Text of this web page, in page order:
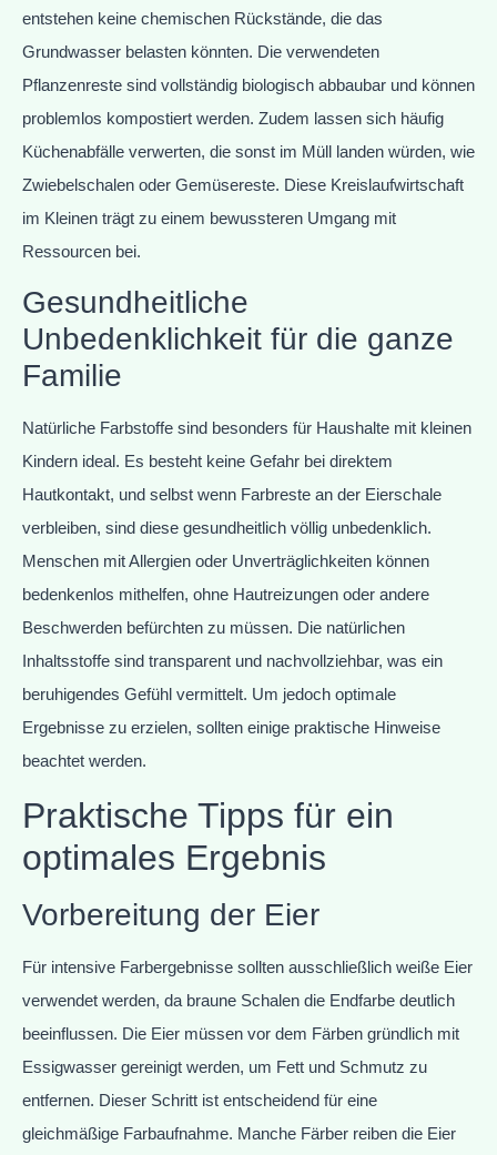
entstehen keine chemischen Rückstände, die das
Grundwasser belasten könnten. Die verwendeten
Pflanzenreste sind vollständig biologisch abbaubar und können
problemlos kompostiert werden. Zudem lassen sich häufig
Küchenabfälle verwerten, die sonst im Müll landen würden, wie
Zwiebelschalen oder Gemüsereste. Diese Kreislaufwirtschaft
im Kleinen trägt zu einem bewussteren Umgang mit
Ressourcen bei.
Gesundheitliche
Unbedenklichkeit für die ganze
Familie
Natürliche Farbstoffe sind besonders für Haushalte mit kleinen
Kindern ideal. Es besteht keine Gefahr bei direktem
Hautkontakt, und selbst wenn Farbreste an der Eierschale
verbleiben, sind diese gesundheitlich völlig unbedenklich.
Menschen mit Allergien oder Unverträglichkeiten können
bedenkenlos mithelfen, ohne Hautreizungen oder andere
Beschwerden befürchten zu müssen. Die natürlichen
Inhaltsstoffe sind transparent und nachvollziehbar, was ein
beruhigendes Gefühl vermittelt. Um jedoch optimale
Ergebnisse zu erzielen, sollten einige praktische Hinweise
beachtet werden.
Praktische Tipps für ein
optimales Ergebnis
Vorbereitung der Eier
Für intensive Farbergebnisse sollten ausschließlich weiße Eier
verwendet werden, da braune Schalen die Endfarbe deutlich
beeinflussen. Die Eier müssen vor dem Färben gründlich mit
Essigwasser gereinigt werden, um Fett und Schmutz zu
entfernen. Dieser Schritt ist entscheidend für eine
gleichmäßige Farbaufnahme. Manche Färber reiben die Eier